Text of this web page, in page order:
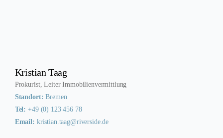
Kristian Taag
Prokurist, Leiter Immobilienvermittlung
Standort: Bremen
Tel: +49 (0) 123 456 78
Email: kristian.taag@riverside.de